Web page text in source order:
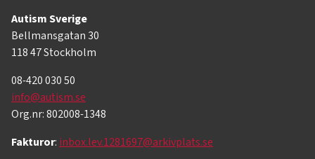
Autism Sverige
Bellmansgatan 30
118 47 Stockholm
08-420 030 50
info@autism.se
Org.nr: 802008-1348
Fakturor: inbox.lev.1281697@arkivplats.se